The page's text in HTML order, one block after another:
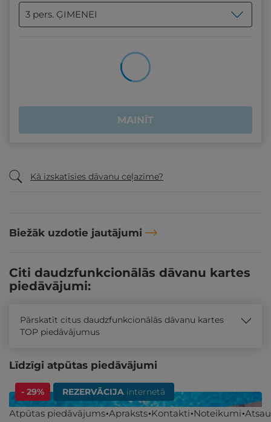
3 pers. ĢIMENEI
MAINĪT
Kā izskatīsies dāvanu ceļazīme?
Biežāk uzdotie jautājumi
Atpūtas piedāvājums Apraksts Kontakti Noteikumi
Citi daudzfunkcionālās dāvanu kartes
piedāvājumi:
Pārskatīt citus daudzfunkcionālās dāvanu kartes
TOP piedāvājumus
Līdzīgi atpūtas piedāvājumi
- 29% REZERVĀCIJA internetā